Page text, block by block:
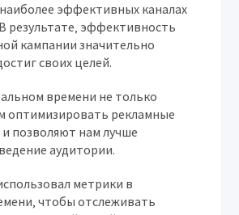
эффективных каналах
результате‚ эффективность
кампании значительно
своих целей.
времени не только
оптимизировать рекламные
и позволяют нам лучше
аудитории.
метрики в
чтобы отслеживать